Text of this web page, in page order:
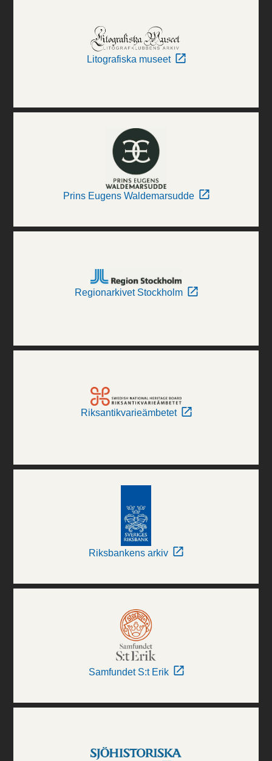
Litografiska museet
Prins Eugens Waldemarsudde
Regionarkivet Stockholm
Riksantikvarieämbetet
Riksbankens arkiv
Samfundet S:t Erik